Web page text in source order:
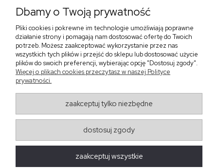
Pomoc
Płatności i dostawa
O nas
Salon Meblowy Zbrosławice na Śląsku
ul. Wolności 130
projekt i realizacja: oprogramowanie:Shoper
Dbamy o Twoją prywatność
Pliki cookies i pokrewne im technologie umożliwiają poprawne
działanie strony i pomagają nam dostosować ofertę do Twoich
potrzeb. Możesz zaakceptować wykorzystanie przez nas
wszystkich tych plików i przejść do sklepu lub dostosować użycie
plików do swoich preferencji, wybierając opcję "Dostosuj zgody".
Więcej o plikach cookies przeczytasz w naszej Polityce
prywatności.
zaakceptuj tylko niezbędne
dostosuj zgody
zaakceptuj wszystkie